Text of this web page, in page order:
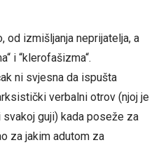
od izmišljanja neprijatelja, a
i “klerofašizma“.
ni svjesna da ispušta
verbalni otrov (njoj je
svakoj guji) kada poseže za
za jakim adutom za